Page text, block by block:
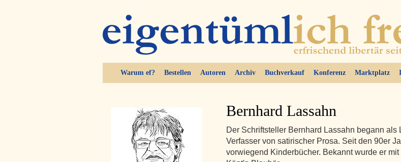
Warum ef? Bestellen Autoren Archiv Buchverkauf Konferenz Marktplatz
Bernhard Lassahn
Der Schriftsteller Bernhard Lassahn begann als
Verfasser von satirischer Prosa. Seit den 90er
vorwiegend Kinderbücher. Bekannt wurde er